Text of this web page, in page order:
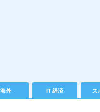
海外 IT 経済 ス